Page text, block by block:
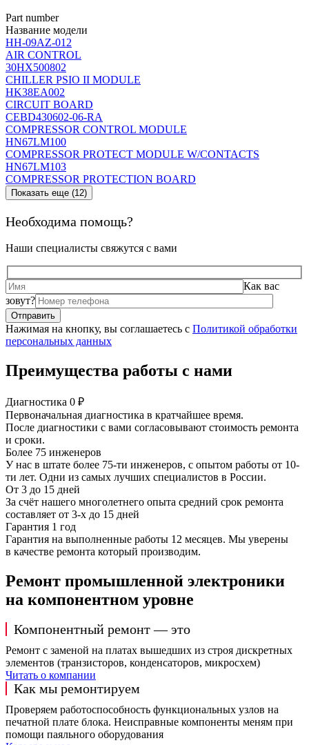
Part number
Название модели
HH-09AZ-012
AIR CONTROL
30HX500802
CHILLER PSIO II MODULE
HK38EA002
CIRCUIT BOARD
CEBD430602-06-RA
COMPRESSOR CONTROL MODULE
HN67LM100
COMPRESSOR PROTECT MODULE W/CONTACTS
HN67LM103
COMPRESSOR PROTECTION BOARD
Показать еще (12)
Необходима помощь?
Наши специалисты свяжутся с вами
Как вас
зовут?
Нажимая на кнопку, вы соглашаетесь с Политикой обработки
персональных данных
Преимущества работы с нами
Диагностика 0 ₽
Первоначальная диагностика в кратчайшее время.
После диагностики с вами согласовывают стоимость ремонта
и сроки.
Более 75 инженеров
У нас в штате более 75-ти инженеров, с опытом работы от 10-
ти лет. Одни из самых лучших специалистов в России.
От 3 до 15 дней
За счёт нашего многолетнего опыта средний срок ремонта
составляет от 3-х до 15 дней
Гарантия 1 год
Гарантия на выполненные работы 12 месяцев. Мы уверены
в качестве ремонта который производим.
Ремонт промышленной электроники
на компонентном уровне
Компонентный ремонт — это
Ремонт с заменой на платах вышедших из строя дискретных
элементов (транзисторов, конденсаторов, микросхем)
Читать о компании
Как мы ремонтируем
Проверяем работоспособность функциональных узлов на
печатной плате блока. Неисправные компоненты меням при
помощи паяльного оборудования